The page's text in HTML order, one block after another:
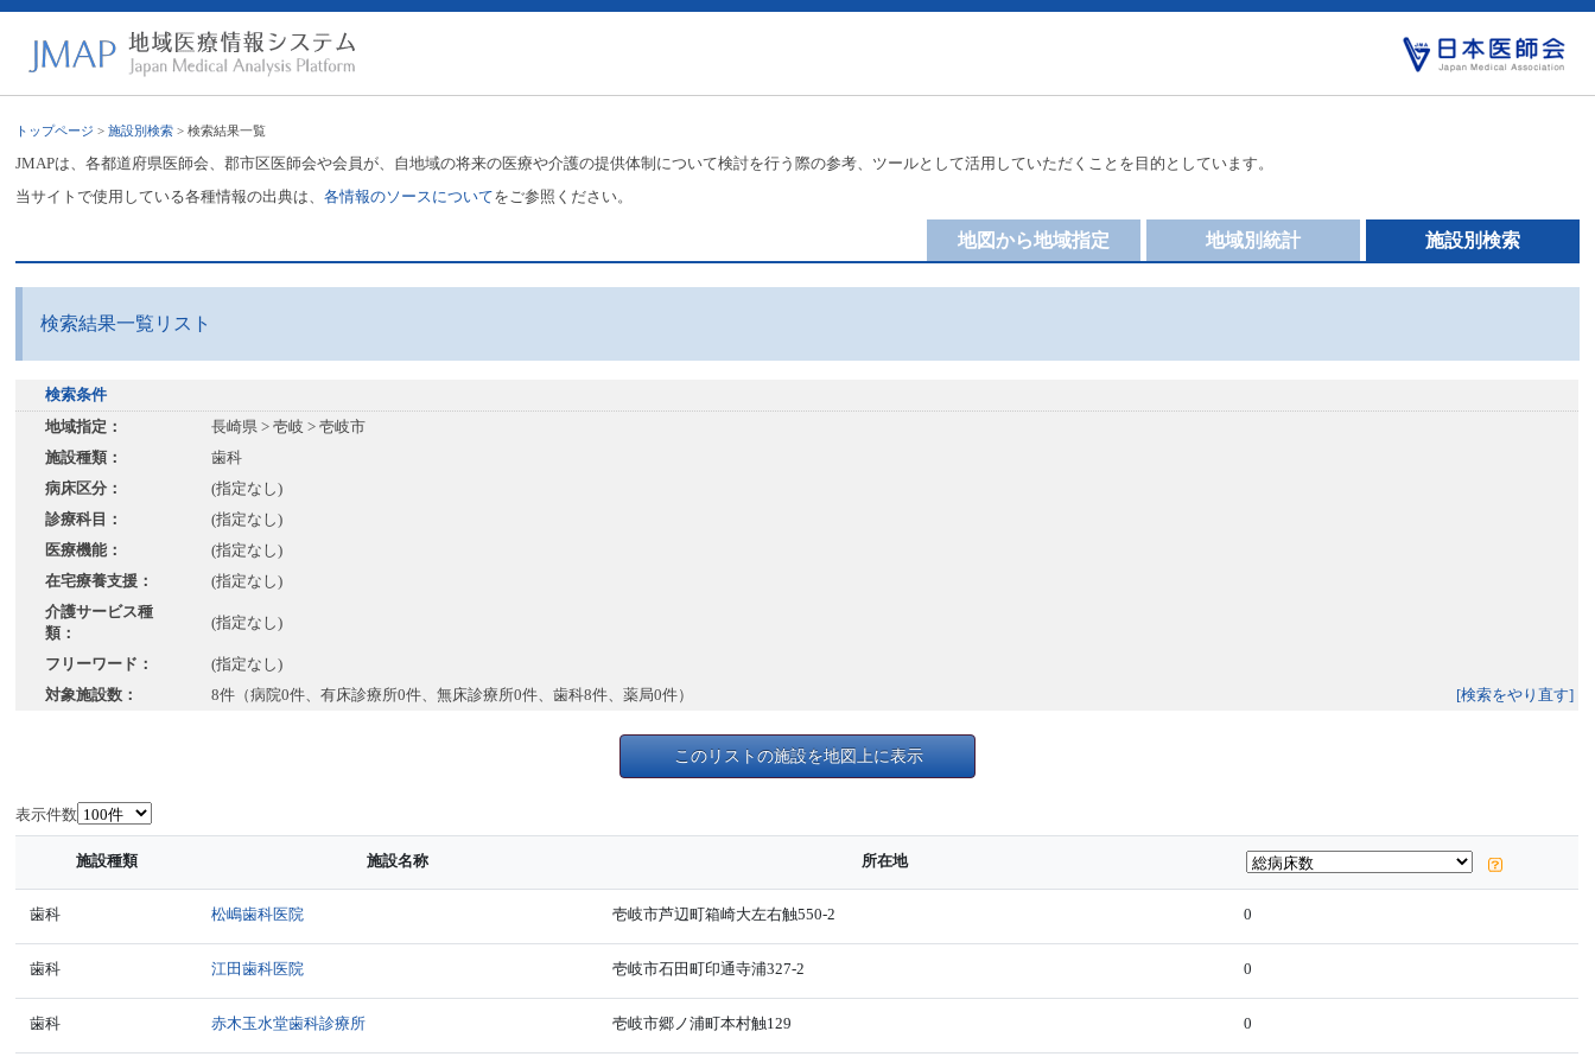
トップページ >施設別検索 > 検索結果一覧
JMAPは、各都道府県医師会、郡市区医師会や会員が、自地域の将来の医療や介護の提供体制について検討を行う際の参考、ツールとして活用していただくことを目的としています。
当サイトで使用している各種情報の出典は、各情報のソースについてをご参照ください。
施設別検索
地域別統計
地図から地域指定
検索結果一覧リスト
検索条件
地域指定：
長崎県 > 壱岐 > 壱岐市
施設種類：
歯科
病床区分：
(指定なし)
診療科目：
(指定なし)
医療機能：
(指定なし)
在宅療養支援：
(指定なし)
介護サービス種
類：
(指定なし)
フリーワード：
(指定なし)
対象施設数：
8件（病院0件、有床診療所0件、無床診療所0件、歯科8件、薬局0件） [検索をやり直す]
このリストの施設を地図上に表示
表示件数
施設種類 施設名称 所在地
歯科 松嶋歯科医院 壱岐市芦辺町箱崎大左右触550-2 0
歯科 江田歯科医院 壱岐市石田町印通寺浦327-2 0
歯科 赤木玉水堂歯科診療所 壱岐市郷ノ浦町本村触129 0